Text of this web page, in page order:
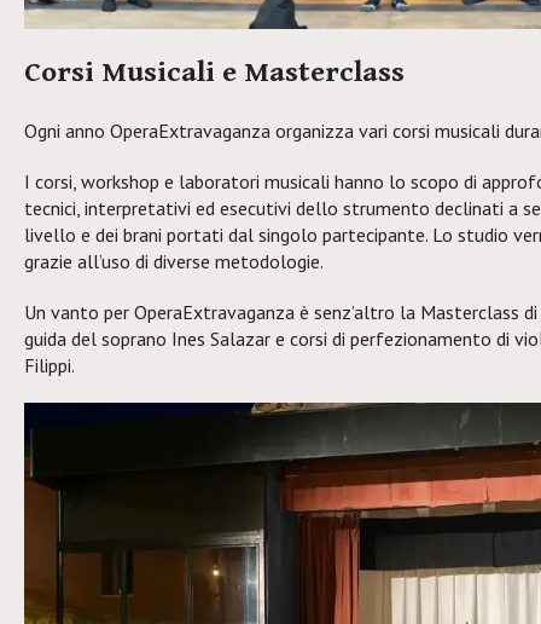
Corsi Musicali e Masterclass
Ogni anno OperaExtravaganza organizza vari corsi musicali
I corsi, workshop e laboratori musicali hanno lo scopo di
tecnici, interpretativi ed esecutivi dello strumento declinati a
livello e dei brani portati dal singolo partecipante. Lo studio
grazie all’uso di diverse metodologie.
Un vanto per OperaExtravaganza è senz’altro la Masterclass
guida del soprano Ines Salazar e corsi di perfezionamento di
Filippi.